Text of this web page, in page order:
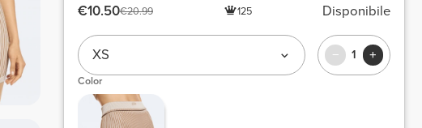
€20.99
€10.50 125 Disponibile
XS 1
Color